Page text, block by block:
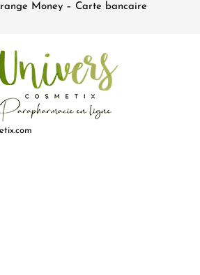
Money – Carte bancaire